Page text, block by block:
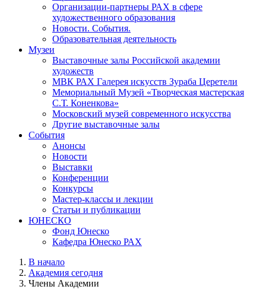
Организации-партнеры РАХ в сфере
художественного образования
Новости. События.
Образовательная деятельность
Музеи
Выставочные залы Российской академии
художеств
МВК РАХ Галерея искусств Зураба Церетели
Мемориальный Музей «Творческая мастерская
С.Т. Коненкова»
Московский музей современного искусства
Другие выставочные залы
События
Анонсы
Новости
Выставки
Конференции
Конкурсы
Мастер-классы и лекции
Статьи и публикации
ЮНЕСКО
Фонд Юнеско
Кафедра Юнеско РАХ
В начало
Академия сегодня
Члены Академии